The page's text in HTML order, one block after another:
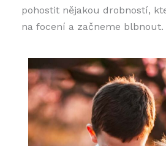
pohostit nějakou drobností,
na focení a začneme blbnout.